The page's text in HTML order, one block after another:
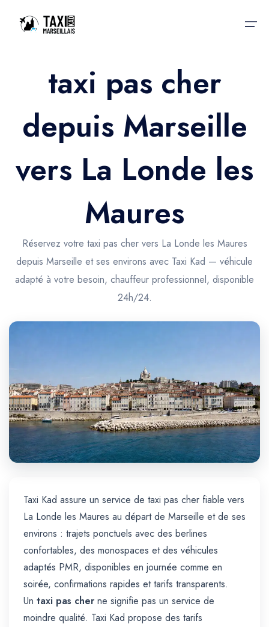
Accueil
Nos services
Nos services
Trajet Gare SNCF
Trajet Port croisière
Trajet Séminaire
Trajet Santé
Trajet Longue Distance
Taxis aéroport
Réservation
Actualités & évènements
Contactez-nous
taxi pas cher
depuis Marseille
vers La Londe les
Maures
Réservez votre taxi pas cher vers La Londe les Maures
depuis Marseille et ses environs avec Taxi Kad — véhicule
adapté à votre besoin, chauffeur professionnel, disponible
24h/24.
Taxi Kad assure un service de taxi pas cher fiable vers
La Londe les Maures au départ de Marseille et de ses
environs : trajets ponctuels avec des berlines
confortables, des monospaces et des véhicules
adaptés PMR, disponibles en journée comme en
soirée, confirmations rapides et tarifs transparents.
Un taxi pas cher ne signifie pas un service de
moindre qualité. Taxi Kad propose des tarifs